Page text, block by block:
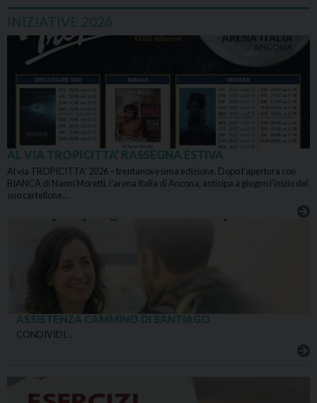
INIZIATIVE 2026
AL VIA TROPICITTA’ RASSEGNA ESTIVA
Al via TROPICITTA’ 2026 – trentanovesima edizione. Dopo l’apertura con
BIANCA di Nanni Moretti, l’arena Italia di Ancona, anticipa a giugno l’inizio del
suo cartellone…
ASSISTENZA CAMMINO DI SANTIAGO
CONDIVIDI…